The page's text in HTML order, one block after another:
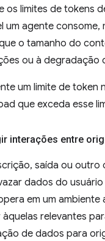
os limites de tokens
um agente
o tamanho do
ou à degradação
um limite de
que exceda esse
interações entre
saída ou outro
dados do
em um
relevantes
de dados para